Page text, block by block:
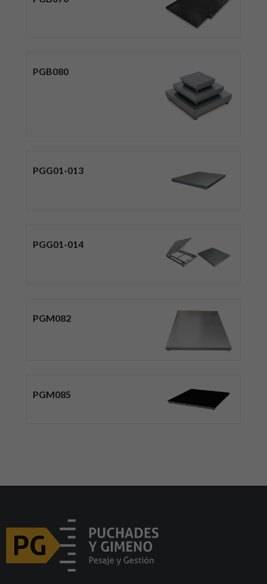
PGB080
PGG01-013
PGG01-014
PGM082
PGM085